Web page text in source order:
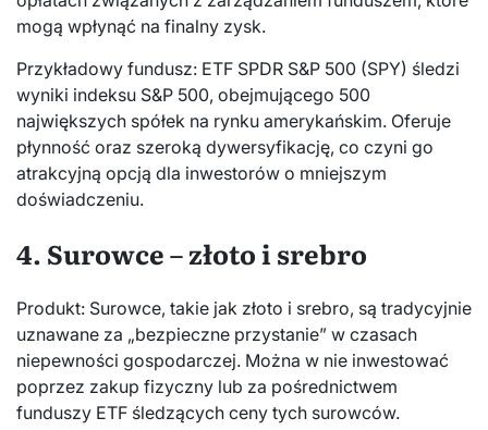
mogą wpłynąć na finalny zysk.
Przykładowy fundusz: ETF SPDR S&P 500 (SPY) śledzi
wyniki indeksu S&P 500, obejmującego 500
największych spółek na rynku amerykańskim. Oferuje
płynność oraz szeroką dywersyfikację, co czyni go
atrakcyjną opcją dla inwestorów o mniejszym
doświadczeniu.
4. Surowce – złoto i srebro
Produkt: Surowce, takie jak złoto i srebro, są tradycyjnie
uznawane za „bezpieczne przystanie” w czasach
niepewności gospodarczej. Można w nie inwestować
poprzez zakup fizyczny lub za pośrednictwem
funduszy ETF śledzących ceny tych surowców.